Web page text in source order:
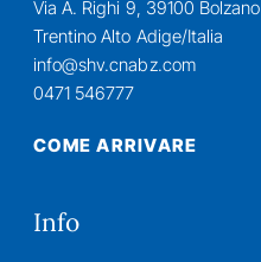
Via A. Righi 9, 39100 Bolzano
Trentino Alto Adige/Italia
info@shv.cnabz.com
0471 546777
COME ARRIVARE
Info